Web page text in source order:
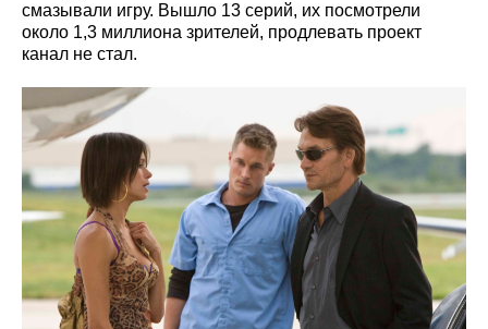
смазывали игру. Вышло 13 серий, их посмотрели
около 1,3 миллиона зрителей, продлевать проект
канал не стал.